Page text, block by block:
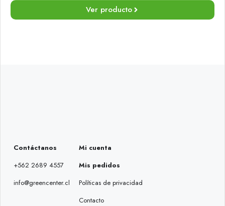
Ver producto
Contáctanos
+562 2689 4557
info@greencenter.cl
Mi cuenta
Mis pedidos
Políticas de privacidad
Contacto